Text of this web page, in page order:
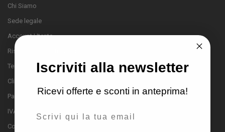
Chi Siamo
Sede legale
Account Utente
Risoluzione Controversie
Termini e condizioni
Clicca per Recedere dal Contratto
Pagamento a rate
IVA Agevolata 4%
Contattaci
Iscriviti alla newsletter
Ricevi offerte e sconti in anteprima!